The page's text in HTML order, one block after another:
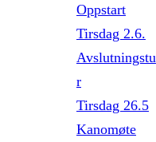
Oppstart
Tirsdag 2.6.
Avslutningstu
r
Tirsdag 26.5
Kanomøte